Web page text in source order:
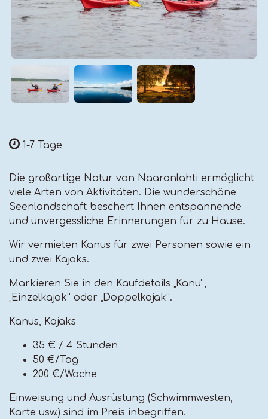
1-7 Tage
Die großartige Natur von Naaranlahti ermöglicht
viele Arten von Aktivitäten. Die wunderschöne
Seenlandschaft beschert Ihnen entspannende
und unvergessliche Erinnerungen für zu Hause.
Wir vermieten Kanus für zwei Personen sowie ein
und zwei Kajaks.
Markieren Sie in den Kaufdetails „Kanu“,
„Einzelkajak“ oder „Doppelkajak“.
Kanus, Kajaks
35 € / 4 Stunden
50 €/Tag
200 €/Woche
Einweisung und Ausrüstung (Schwimmwesten,
Karte usw.) sind im Preis inbegriffen.